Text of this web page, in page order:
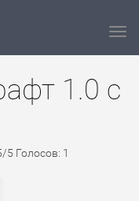
1.0 с
/5 Голосов: 1